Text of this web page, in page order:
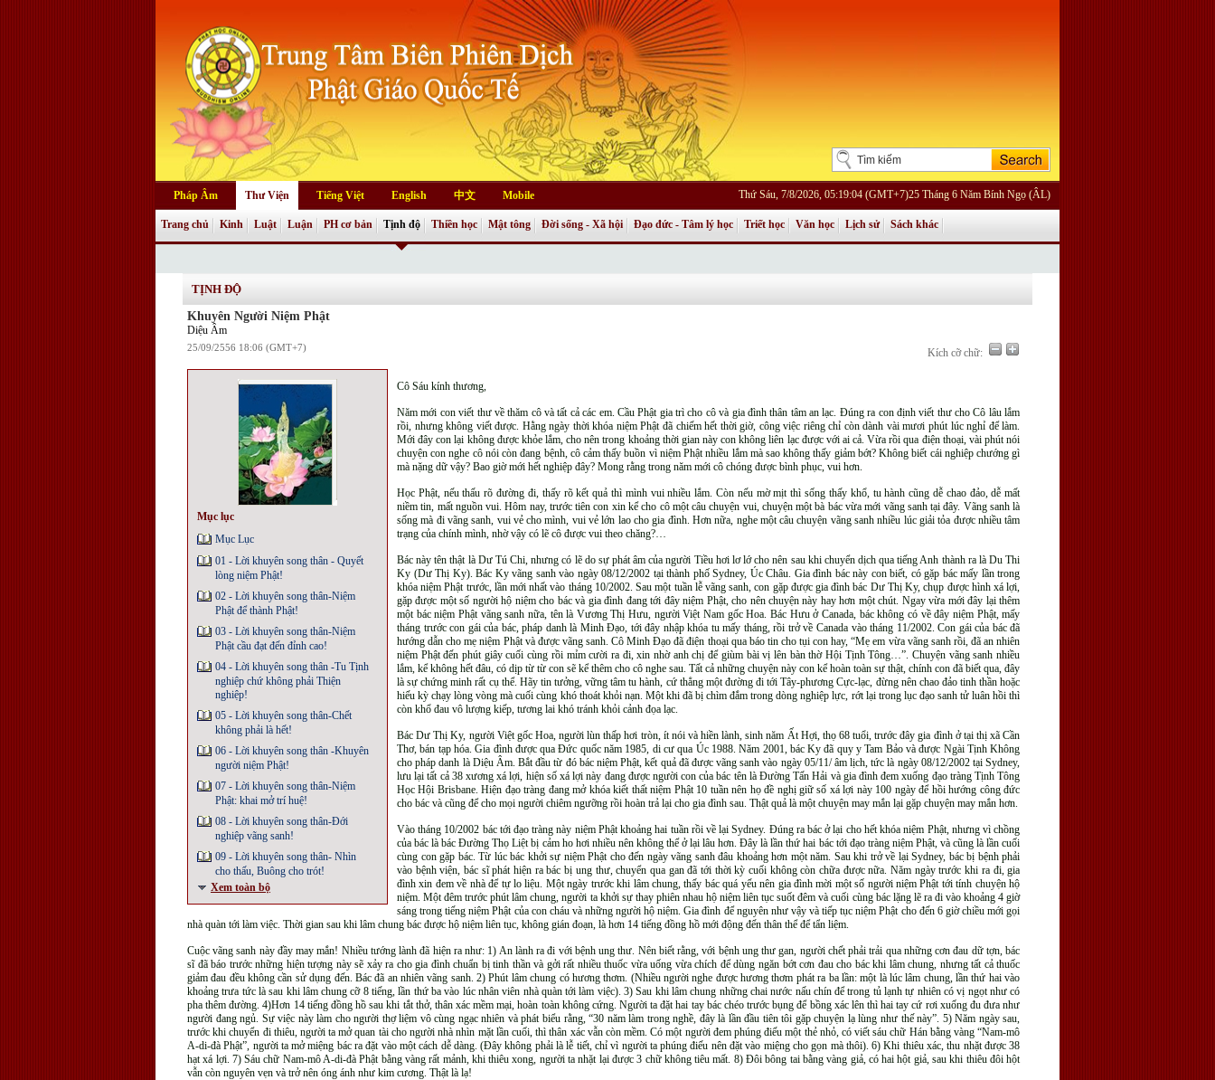
Pháp Âm Thư Viện Tiếng Việt English 中文 Mobile Thứ Sáu, 7/8/2026, 05:19:04 (GMT+7)25 Tháng 6 Năm Bính Ngọ (ÂL)
Trang chủ Kinh Luật Luận PH cơ bản Tịnh độ Thiền học Mật tông Đời sống - Xã hội Đạo đức - Tâm lý học Triết học Văn học Lịch sử Sách khác
TỊNH ĐỘ
Khuyên Người Niệm Phật
Diệu Âm
25/09/2556 18:06 (GMT+7) Kích cỡ chữ:
Mục lục
Mục Lục
01 - Lời khuyên song thân - Quyết
lòng niệm Phật!
02 - Lời khuyên song thân-Niệm
Phật để thành Phật!
03 - Lời khuyên song thân-Niệm
Phật cầu đạt đến đỉnh cao!
04 - Lời khuyên song thân -Tu Tịnh
nghiệp chứ không phải Thiện
nghiệp!
05 - Lời khuyên song thân-Chết
không phải là hết!
06 - Lời khuyên song thân -Khuyên
người niệm Phật!
07 - Lời khuyên song thân-Niệm
Phật: khai mở trí huệ!
08 - Lời khuyên song thân-Đới
nghiệp vãng sanh!
09 - Lời khuyên song thân- Nhìn
cho thấu, Buông cho trót!
Xem toàn bộ
Cô Sáu kính thương,
Năm mới con viết thư về thăm cô và tất cả các em. Cầu Phật gia trì cho cô và gia đình thân tâm an lạc. Đúng ra con định viết thư cho Cô lâu lắm
rồi, nhưng không viết được. Hằng ngày thời khóa niệm Phật đã chiếm hết thời giờ, công việc riêng chỉ còn dành vài mươi phút lúc nghỉ để làm.
Mới đây con lại không được khỏe lắm, cho nên trong khoảng thời gian này con không liên lạc được với ai cả. Vừa rồi qua điện thoại, vài phút nói
chuyện con nghe cô nói còn đang bệnh, cô cảm thấy buồn vì niệm Phật nhiều lắm mà sao không thấy giảm bớt? Không biết cái nghiệp chướng gì
mà nặng dữ vậy? Bao giờ mới hết nghiệp đây? Mong rằng trong năm mới cô chóng được bình phục, vui hơn.
Học Phật, nếu thấu rõ đường đi, thấy rõ kết quả thì mình vui nhiều lắm. Còn nếu mờ mịt thì sống thấy khổ, tu hành cũng dễ chao đảo, dễ mất
niềm tin, mất nguồn vui. Hôm nay, trước tiên con xin kể cho cô một câu chuyện vui, chuyện một bà bác vừa mới vãng sanh tại đây. Vãng sanh là
sống mà đi vãng sanh, vui vẻ cho mình, vui vẻ lớn lao cho gia đình. Hơn nữa, nghe một câu chuyện vãng sanh nhiều lúc giải tỏa được nhiều tâm
trạng của chính mình, nhờ vậy có lẽ cô được vui theo chăng?…
Bác này tên thật là Dư Tú Chi, nhưng có lẽ do sự phát âm của người Tiều hơi lơ lớ cho nên sau khi chuyển dịch qua tiếng Anh thành ra là Du Thi
Ky (Dư Thị Ky). Bác Ky vãng sanh vào ngày 08/12/2002 tại thành phố Sydney, Úc Châu. Gia đình bác này con biết, có gặp bác mấy lần trong
khóa niệm Phật trước, lần mới nhất vào tháng 10/2002. Sau một tuần lễ vãng sanh, con gặp được gia đình bác Dư Thị Ky, chụp được hình xá lợi,
gặp được một số người hộ niệm cho bác và gia đình đang tới đây niệm Phật, cho nên chuyện này hay hơn một chút. Ngay vừa mới đây lại thêm
một bác niệm Phật vãng sanh nữa, tên là Vương Thị Hưu, người Việt Nam gốc Hoa. Bác Hưu ở Canada, bác không có về đây niệm Phật, mấy
tháng trước con gái của bác, pháp danh là Minh Đạo, tới đây nhập khóa tu mấy tháng, rồi trở về Canada vào tháng 11/2002. Con gái của bác đã
hướng dẫn cho mẹ niệm Phật và được vãng sanh. Cô Minh Đạo đã điện thoại qua báo tin cho tụi con hay, “Mẹ em vừa vãng sanh rồi, đã an nhiên
niệm Phật đến phút giây cuối cùng rồi mỉm cười ra đi, xin nhờ anh chị để giùm bài vị lên bàn thờ Hội Tịnh Tông…”. Chuyện vãng sanh nhiều
lắm, kể không hết đâu, có dịp từ từ con sẽ kể thêm cho cô nghe sau. Tất cả những chuyện này con kể hoàn toàn sự thật, chính con đã biết qua, đây
là sự chứng minh rất cụ thể. Hãy tin tưởng, vững tâm tu hành, cứ thẳng một đường đi tới Tây-phương Cực-lạc, đừng nên chao đảo tinh thần hoặc
hiếu kỳ chạy lòng vòng mà cuối cùng khó thoát khỏi nạn. Một khi đã bị chìm đắm trong dòng nghiệp lực, rớt lại trong lục đạo sanh tử luân hồi thì
còn khổ đau vô lượng kiếp, tương lai khó tránh khỏi cảnh đọa lạc.
Bác Dư Thị Ky, người Việt gốc Hoa, người lùn thấp hơi tròn, ít nói và hiền lành, sinh năm Ất Hợi, thọ 68 tuổi, trước đây gia đình ở tại thị xã Cần
Thơ, bán tạp hóa. Gia đình được qua Đức quốc năm 1985, di cư qua Úc 1988. Năm 2001, bác Ky đã quy y Tam Bảo và được Ngài Tịnh Không
cho pháp danh là Diệu Âm. Bắt đầu từ đó bác niệm Phật, kết quả đã được vãng sanh vào ngày 05/11/ âm lịch, tức là ngày 08/12/2002 tại Sydney,
lưu lại tất cả 38 xương xá lợi, hiện số xá lợi này đang được người con của bác tên là Đường Tấn Hải và gia đình đem xuống đạo tràng Tịnh Tông
Học Hội Brisbane. Hiện đạo tràng đang mở khóa kiết thất niệm Phật 10 tuần nên họ đề nghị giữ số xá lợi này 100 ngày để hồi hướng công đức
cho bác và cũng để cho mọi người chiêm ngưỡng rồi hoàn trả lại cho gia đình sau. Thật quả là một chuyện may mắn lại gặp chuyện may mắn hơn.
Vào tháng 10/2002 bác tới đạo tràng này niệm Phật khoảng hai tuần rồi về lại Sydney. Đúng ra bác ở lại cho hết khóa niệm Phật, nhưng vì chồng
của bác là bác Đường Thọ Liệt bị cảm ho hơi nhiều nên không thể ở lại lâu hơn. Đây là lần thứ hai bác tới đạo tràng niệm Phật, và cũng là lần cuối
cùng con gặp bác. Từ lúc bác khởi sự niệm Phật cho đến ngày vãng sanh đâu khoảng hơn một năm. Sau khi trở về lại Sydney, bác bị bệnh phải
vào bệnh viện, bác sĩ phát hiện ra bác bị ung thư, chuyển qua gan đã tới thời kỳ cuối không còn chữa được nữa. Năm ngày trước khi ra đi, gia
đình xin đem về nhà để tự lo liệu. Một ngày trước khi lâm chung, thấy bác quá yếu nên gia đình mời một số người niệm Phật tới tính chuyện hộ
niệm. Một đêm trước phút lâm chung, người ta khởi sự thay phiên nhau hộ niệm liên tục suốt đêm và cuối cùng bác lặng lẽ ra đi vào khoảng 4 giờ
sáng trong tiếng niệm Phật của con cháu và những người hộ niệm. Gia đình để nguyên như vậy và tiếp tục niệm Phật cho đến 6 giờ chiều mới gọi
nhà quàn tới làm việc. Thời gian sau khi lâm chung bác được hộ niệm liên tục, không gián đoạn, là hơn 14 tiếng đồng hồ mới động đến thân thể để tẩn liệm.
Cuộc vãng sanh này đầy may mắn! Nhiều tướng lành đã hiện ra như: 1) An lành ra đi với bệnh ung thư. Nên biết rằng, với bệnh ung thư gan, người chết phải trải qua những cơn đau dữ tợn, bác
sĩ đã báo trước những hiện tượng này sẽ xảy ra cho gia đình chuẩn bị tinh thần và gởi rất nhiều thuốc vừa uống vừa chích để dùng ngăn bớt cơn đau cho bác khi lâm chung, nhưng tất cả thuốc
giảm đau đều không cần sử dụng đến. Bác đã an nhiên vãng sanh. 2) Phút lâm chung có hương thơm. (Nhiều người nghe được hương thơm phát ra ba lần: một là lúc lâm chung, lần thứ hai vào
khoảng trưa tức là sau khi lâm chung cỡ 8 tiếng, lần thứ ba vào lúc nhân viên nhà quàn tới làm việc). 3) Sau khi lâm chung những chai nước nấu chín để trong tủ lạnh tự nhiên có vị ngọt như có
pha thêm đường. 4)Hơn 14 tiếng đồng hồ sau khi tắt thở, thân xác mềm mại, hoàn toàn không cứng. Người ta đặt hai tay bác chéo trước bụng để bồng xác lên thì hai tay cứ rơi xuống đu đưa như
người đang ngủ. Sự việc này làm cho người thợ liệm vô cùng ngạc nhiên và phát biểu rằng, “30 năm làm trong nghề, đây là lần đầu tiên tôi gặp chuyện lạ lùng như thế này”. 5) Năm ngày sau,
trước khi chuyển đi thiêu, người ta mở quan tài cho người nhà nhìn mặt lần cuối, thì thân xác vẫn còn mềm. Có một người đem phúng điếu một thẻ nhỏ, có viết sáu chữ Hán bằng vàng “Nam-mô
A-di-đà Phật”, người ta mở miệng bác ra đặt vào một cách dễ dàng. (Đây không phải là lễ tiết, chỉ vì người ta phúng điếu nên đặt vào miệng cho gọn mà thôi). 6) Khi thiêu xác, thu nhặt được 38
hạt xá lợi. 7) Sáu chữ Nam-mô A-di-đà Phật bằng vàng rất mảnh, khi thiêu xong, người ta nhặt lại được 3 chữ không tiêu mất. 8) Đôi bông tai bằng vàng giả, có hai hột giả, sau khi thiêu đôi hột
vẫn còn nguyên vẹn và trở nên óng ánh như kim cương. Thật là lạ!